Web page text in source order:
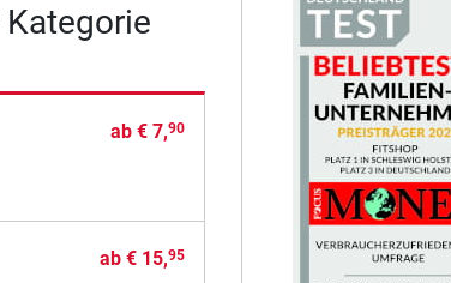
ab€ 7,90
ab€ 15,95